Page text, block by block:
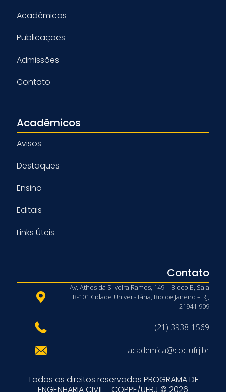
Acadêmicos
Publicações
Admissões
Contato
Acadêmicos
Avisos
Destaques
Ensino
Editais
Links Úteis
Contato
Av. Athos da Silveira Ramos, 149 – Bloco B, Sala
B-101 Cidade Universitária, Rio de Janeiro – RJ,
21941-909
(21) 3938-1569
academica@coc.ufrj.br
Todos os direitos reservados PROGRAMA DE